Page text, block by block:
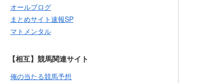
オールブログ
まとめサイト速報SP
マトメンタル
【相互】競馬関連サイト
俺の当たる競馬予想